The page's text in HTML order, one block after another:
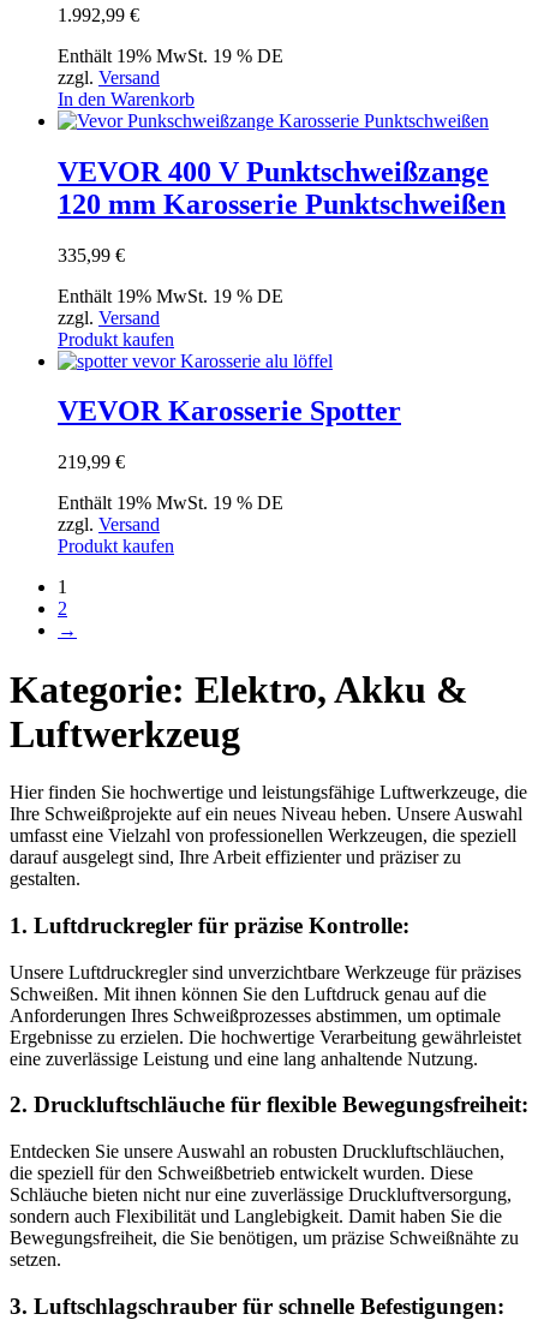
1.992,99 €
Enthält 19% MwSt. 19 % DE
zzgl. Versand
In den Warenkorb
VEVOR 400 V Punktschweißzange
120 mm Karosserie Punktschweißen
335,99 €
Enthält 19% MwSt. 19 % DE
zzgl. Versand
Produkt kaufen
VEVOR Karosserie Spotter
219,99 €
Enthält 19% MwSt. 19 % DE
zzgl. Versand
Produkt kaufen
1
2
→
Kategorie: Elektro, Akku &
Luftwerkzeug
Hier finden Sie hochwertige und leistungsfähige Luftwerkzeuge, die
Ihre Schweißprojekte auf ein neues Niveau heben. Unsere Auswahl
umfasst eine Vielzahl von professionellen Werkzeugen, die speziell
darauf ausgelegt sind, Ihre Arbeit effizienter und präziser zu
gestalten.
1. Luftdruckregler für präzise Kontrolle:
Unsere Luftdruckregler sind unverzichtbare Werkzeuge für präzises
Schweißen. Mit ihnen können Sie den Luftdruck genau auf die
Anforderungen Ihres Schweißprozesses abstimmen, um optimale
Ergebnisse zu erzielen. Die hochwertige Verarbeitung gewährleistet
eine zuverlässige Leistung und eine lang anhaltende Nutzung.
2. Druckluftschläuche für flexible Bewegungsfreiheit:
Entdecken Sie unsere Auswahl an robusten Druckluftschläuchen,
die speziell für den Schweißbetrieb entwickelt wurden. Diese
Schläuche bieten nicht nur eine zuverlässige Druckluftversorgung,
sondern auch Flexibilität und Langlebigkeit. Damit haben Sie die
Bewegungsfreiheit, die Sie benötigen, um präzise Schweißnähte zu
setzen.
3. Luftschlagschrauber für schnelle Befestigungen: